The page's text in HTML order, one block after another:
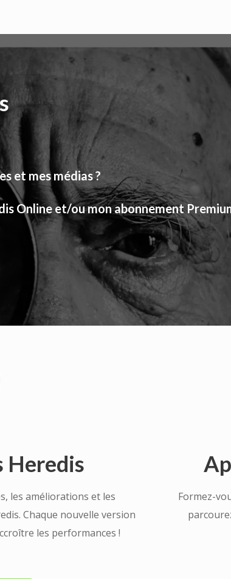
et mes médias ?
Online et/ou mon abonnement
Heredis
les améliorations et les
Chaque nouvelle version
les performances !
Formez-